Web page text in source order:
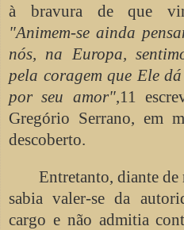
à bravura de que
"Animem-se ainda
nós, na Europa,
pela coragem que Ele
por seu amor",11
Gregório Serrano, em
descoberto.
Entretanto, diante
sabia valer-se da
cargo e não admitia